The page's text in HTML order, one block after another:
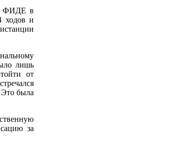
ФИДЕ в
ходов и
лишь
от
Это была
за